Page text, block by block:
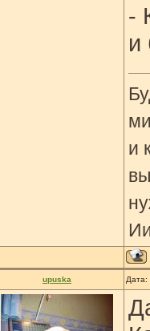
-
и
и
upuska Дата: